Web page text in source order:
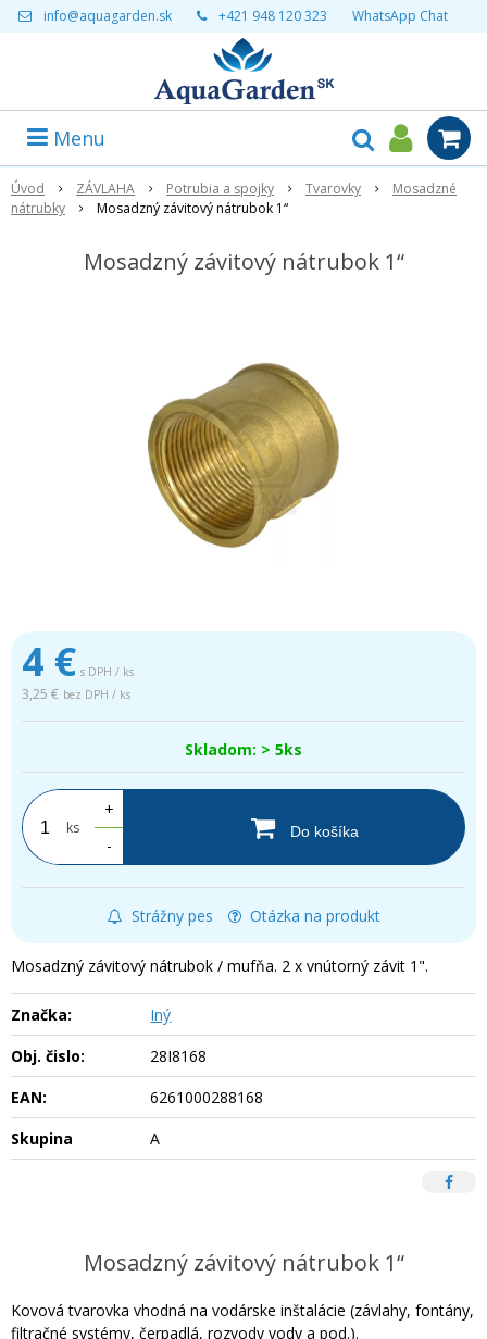
info@aquagarden.sk +421 948 120 323 WhatsApp Chat
Menu
Úvod ZÁVLAHA Potrubia a spojky Tvarovky
Mosadzné
nátrubky
Mosadzný závitový nátrubok 1“
Mosadzný závitový nátrubok 1“
4 € s DPH / ks
3,25 € bez DPH / ks
Skladom: > 5ks
ks
+
-
Do košíka
Strážny pes Otázka na produkt
Mosadzný závitový nátrubok / mufňa. 2 x vnútorný závit 1".
Značka:
Iný
Obj. čislo:
28I8168
EAN:
6261000288168
Skupina
A
Mosadzný závitový nátrubok 1“
Kovová tvarovka vhodná na vodárske inštalácie (závlahy, fontány,
filtračné systémy, čerpadlá, rozvody vody a pod.).